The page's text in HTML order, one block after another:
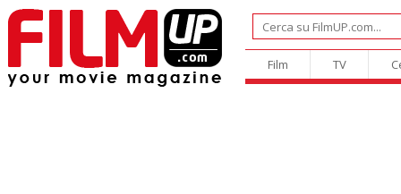
Film TV